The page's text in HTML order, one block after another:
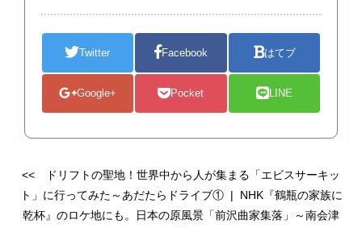
Twitter Facebook はてブ
Google+ Pocket LINE
<<
ドリフトの聖地！世界中から人が集まる「エビスサーキッ
ト」に行ってみた～あだたらドライブ①| NHK『鶴瓶の家族に
乾杯』のロケ地にも。日本の原風景「前沢曲家集落」～南会津